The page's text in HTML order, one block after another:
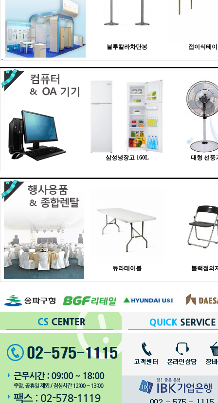
블루칼라차단봉 접이식테
삼성냉장고 160L 대형 선풍
듀라테이블 블랙접의